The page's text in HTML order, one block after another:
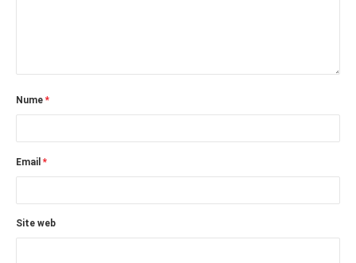
Nume *
Email *
Site web